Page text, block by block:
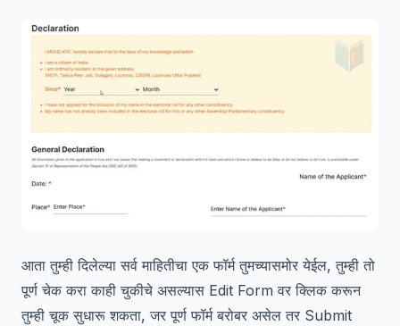
आता तुम्ही दिलेल्या सर्व माहितीचा एक फॉर्म तुमच्यासमोर येईल, तुम्ही तो
पूर्ण चेक करा काही चुकीचे असल्यास Edit Form वर क्लिक करून
तुम्ही चूक सुधारू शकता, जर पूर्ण फॉर्म बरोबर असेल तर Submit